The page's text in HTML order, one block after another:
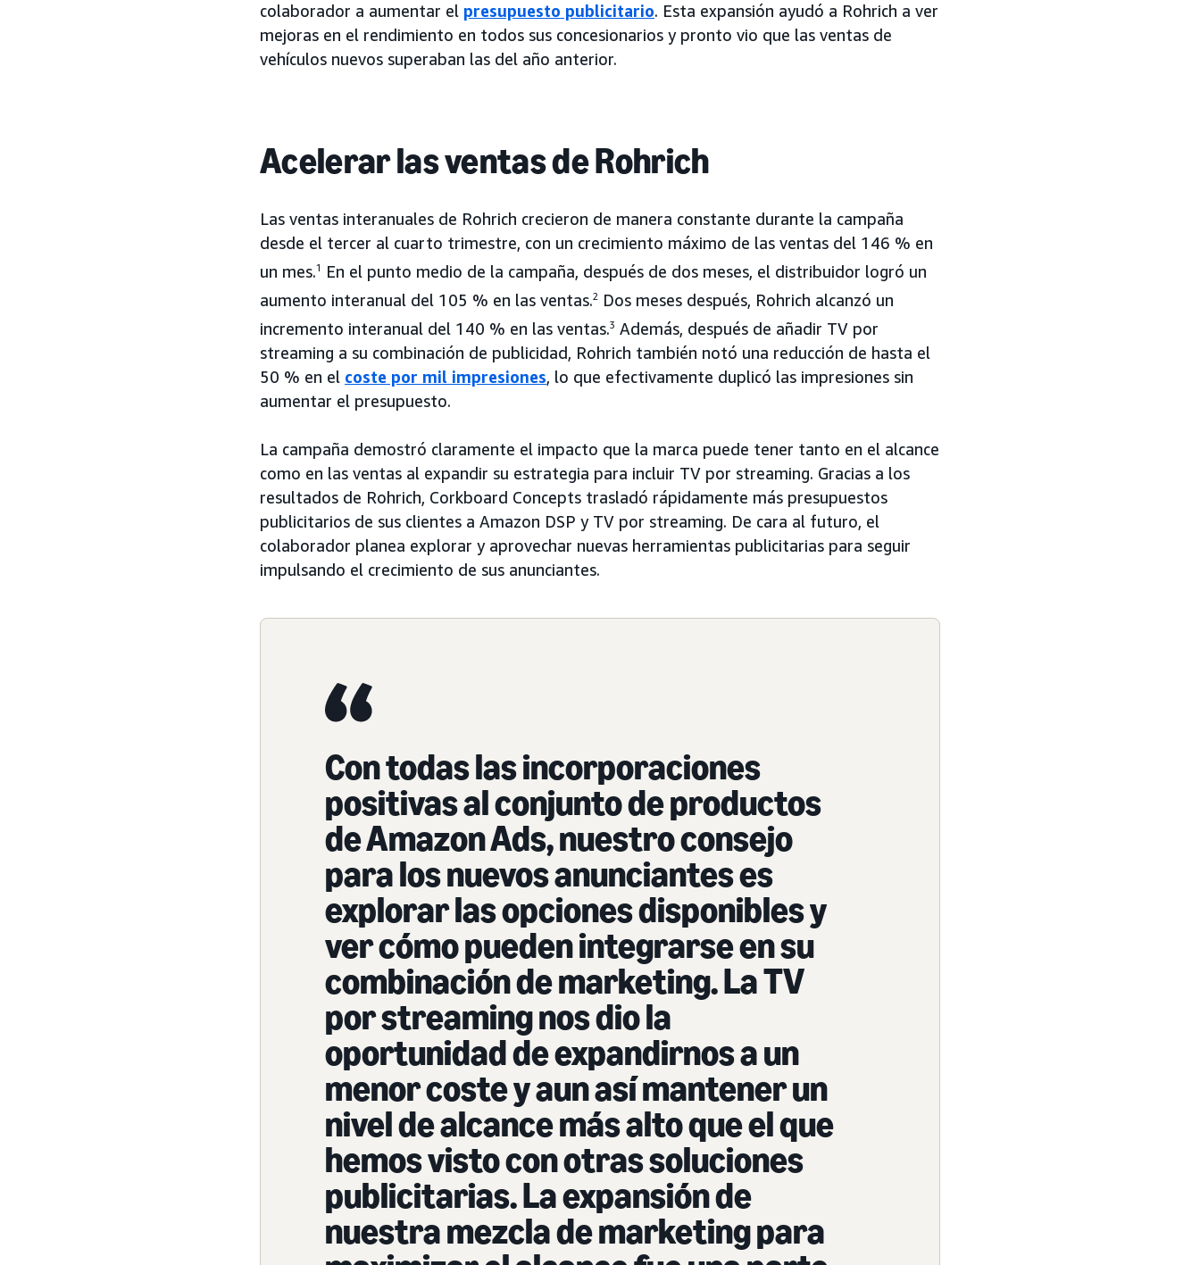
colaborador a aumentar el presupuesto publicitario. Esta expansión ayudó a Rohrich a ver
mejoras en el rendimiento en todos sus concesionarios y pronto vio que las ventas de
vehículos nuevos superaban las del año anterior.
Acelerar las ventas de Rohrich
Las ventas interanuales de Rohrich crecieron de manera constante durante la campaña
desde el tercer al cuarto trimestre, con un crecimiento máximo de las ventas del 146 % en
un mes.1
En el punto medio de la campaña, después de dos meses, el distribuidor logró un
aumento interanual del 105 % en las ventas.2
Dos meses después, Rohrich alcanzó un
incremento interanual del 140 % en las ventas.3 Además, después de añadir TV por
streaming a su combinación de publicidad, Rohrich también notó una reducción de hasta el
50 % en el coste por mil impresiones, lo que efectivamente duplicó las impresiones sin
aumentar el presupuesto.
La campaña demostró claramente el impacto que la marca puede tener tanto en el alcance
como en las ventas al expandir su estrategia para incluir TV por streaming. Gracias a los
resultados de Rohrich, Corkboard Concepts trasladó rápidamente más presupuestos
publicitarios de sus clientes a Amazon DSP y TV por streaming. De cara al futuro, el
colaborador planea explorar y aprovechar nuevas herramientas publicitarias para seguir
impulsando el crecimiento de sus anunciantes.
Con todas las incorporaciones
positivas al conjunto de productos
de Amazon Ads, nuestro consejo
para los nuevos anunciantes es
explorar las opciones disponibles y
ver cómo pueden integrarse en su
combinación de marketing. La TV
por streaming nos dio la
oportunidad de expandirnos a un
menor coste y aun así mantener un
nivel de alcance más alto que el que
hemos visto con otras soluciones
publicitarias. La expansión de
nuestra mezcla de marketing para